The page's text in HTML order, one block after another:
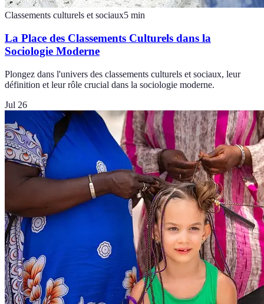
Classements culturels et sociaux5 min
La Place des Classements Culturels dans la
Sociologie Moderne
Plongez dans l'univers des classements culturels et sociaux, leur
définition et leur rôle crucial dans la sociologie moderne.
Jul 26